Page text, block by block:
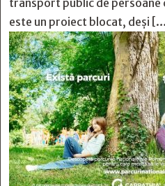
transport public de persoane
este un proiect blocat, deși